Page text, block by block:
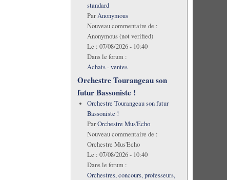
standard
ParAnonymous
Nouveau commentaire de :
Anonymous (not verified)
Le : 07/08/2026 - 10:40
Dans le forum :
Achats - ventes
Orchestre Tourangeau son
futur Bassoniste !
Orchestre Tourangeau son futur
Bassoniste !
ParOrchestre Mus'Echo
Nouveau commentaire de :
Orchestre Mus'Echo
Le : 07/08/2026 - 10:40
Dans le forum :
Orchestres, concours, professeurs,